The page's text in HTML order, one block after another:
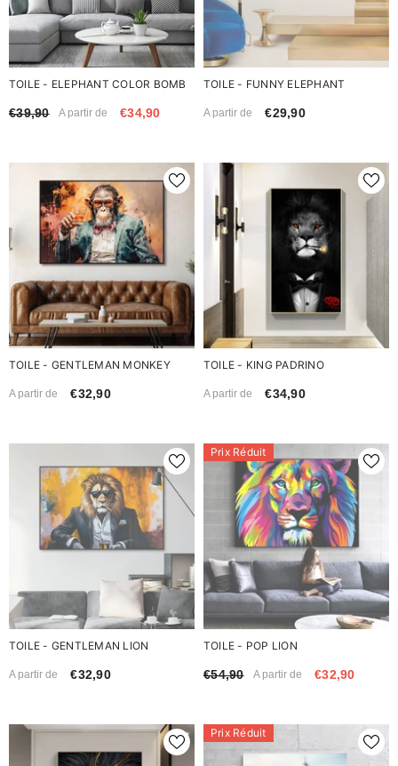
TOILE - ELEPHANT COLOR BOMB
€39,90 A partir de €34,90
TOILE - FUNNY ELEPHANT
A partir de €29,90
TOILE - GENTLEMAN MONKEY
A partir de €32,90
TOILE - KING PADRINO
A partir de €34,90
TOILE - GENTLEMAN LION
A partir de €32,90
Prix Réduit
TOILE - POP LION
€54,90 A partir de €32,90
Prix Réduit